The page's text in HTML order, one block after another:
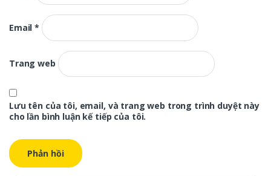
Email*
Trang web
Lưu tên của tôi, email, và trang web trong trình duyệt này
cho lần bình luận kế tiếp của tôi.